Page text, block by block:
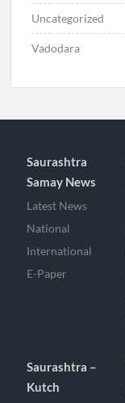
Uncategorized
Vadodara
Saurashtra
Samay News
Latest News
National
International
E-Paper
Saurashtra –
Kutch